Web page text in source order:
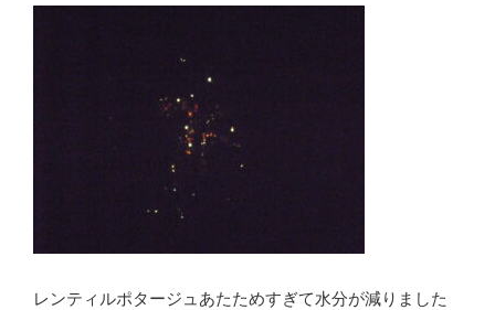
レンティルポタージュあたためすぎて水分が減りました